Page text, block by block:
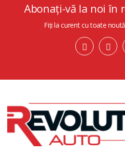
Abonați-vă la noi în
Fiți la curent cu toate